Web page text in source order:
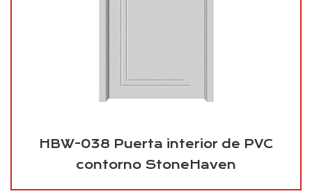
HBW-038 Puerta interior de PVC
contorno StoneHaven